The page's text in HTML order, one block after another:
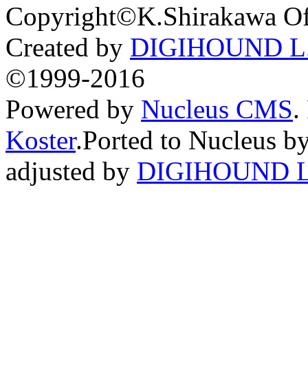
Copyright©K.Shirakawa
Created by DIGIHOUND
©1999-2016
Powered by Nucleus CMS.
Koster.Ported to Nucleus
adjusted by DIGIHOUND